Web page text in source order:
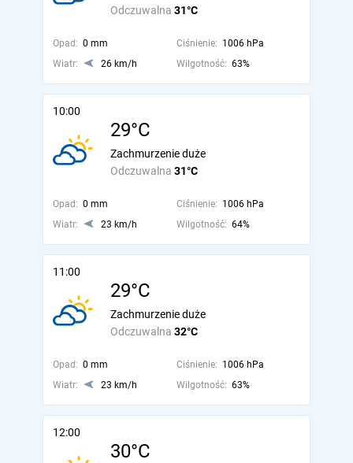
Odczuwalna 31°C
Opad: 0 mm Ciśnienie: 1006 hPa
Wiatr:
26 km/h Wilgotność: 63%
10:00
29°C
Odczuwalna 31°C
Zachmurzenie duże
Opad: 0 mm Ciśnienie: 1006 hPa
Wiatr:
23 km/h Wilgotność: 64%
11:00
29°C
Odczuwalna 32°C
Zachmurzenie duże
Opad: 0 mm Ciśnienie: 1006 hPa
Wiatr:
23 km/h Wilgotność: 63%
12:00
30°C